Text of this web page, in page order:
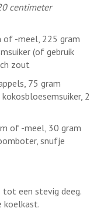
centimeter
-meel, 225 gram
(of gebruik
zout
75 gram
2
of -meel, 30 gram
snufje
tot een stevig deeg.
koelkast.